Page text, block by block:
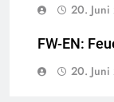
20.
FW-EN:
20.